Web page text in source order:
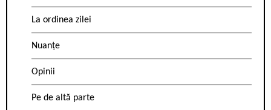
La ordinea zilei
Nuanțe
Opinii
Pe de altă parte